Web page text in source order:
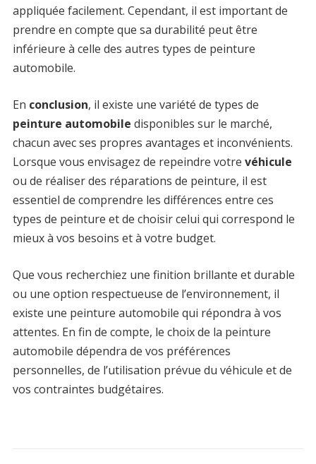
appliquée facilement. Cependant, il est important de
prendre en compte que sa durabilité peut être
inférieure à celle des autres types de peinture
automobile.
En conclusion, il existe une variété de types de
peinture automobile disponibles sur le marché,
chacun avec ses propres avantages et inconvénients.
Lorsque vous envisagez de repeindre votre véhicule
ou de réaliser des réparations de peinture, il est
essentiel de comprendre les différences entre ces
types de peinture et de choisir celui qui correspond le
mieux à vos besoins et à votre budget.
Que vous recherchiez une finition brillante et durable
ou une option respectueuse de l’environnement, il
existe une peinture automobile qui répondra à vos
attentes. En fin de compte, le choix de la peinture
automobile dépendra de vos préférences
personnelles, de l’utilisation prévue du véhicule et de
vos contraintes budgétaires.